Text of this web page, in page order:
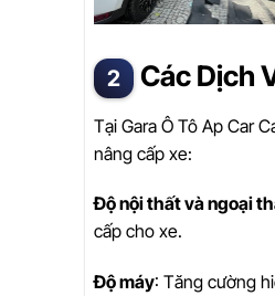
Các Dịch
Tại Gara Ô Tô Ap Car
nâng cấp xe:
Độ nội thất và ngoại
cấp cho xe.
Độ máy: Tăng cường